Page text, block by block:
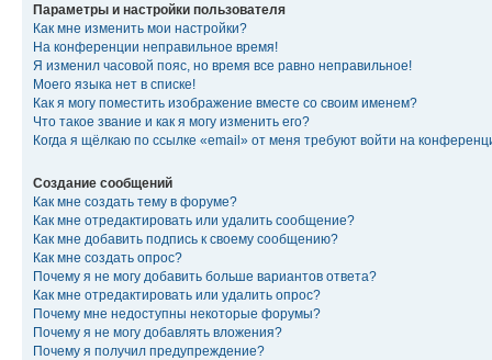
Параметры и настройки пользователя
Как мне изменить мои настройки?
На конференции неправильное время!
Я изменил часовой пояс, но время все равно неправильное!
Моего языка нет в списке!
Как я могу поместить изображение вместе со своим именем?
Что такое звание и как я могу изменить его?
Когда я щёлкаю по ссылке «email» от меня требуют войти на
Создание сообщений
Как мне создать тему в форуме?
Как мне отредактировать или удалить сообщение?
Как мне добавить подпись к своему сообщению?
Как мне создать опрос?
Почему я не могу добавить больше вариантов ответа?
Как мне отредактировать или удалить опрос?
Почему мне недоступны некоторые форумы?
Почему я не могу добавлять вложения?
Почему я получил предупреждение?